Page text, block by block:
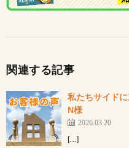
関連する記事
私たちサイド
N様
2026.03.20
[…]